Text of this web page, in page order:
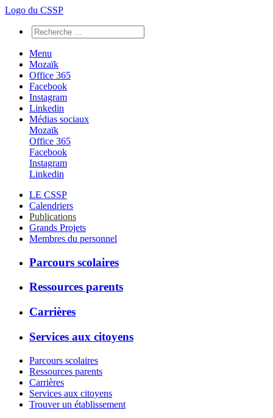
Logo du CSSP
Menu
Mozaïk
Office 365
Facebook
Instagram
Linkedin
Médias sociaux
Mozaïk
Office 365
Facebook
Instagram
Linkedin
LE CSSP
Calendriers
Publications
Grands Projets
Membres du personnel
Parcours scolaires
Ressources parents
Carrières
Services aux citoyens
Parcours scolaires
Ressources parents
Carrières
Services aux citoyens
Trouver un établissement